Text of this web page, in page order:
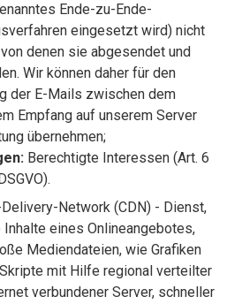
Ende-zu-Ende-
eingesetzt wird) nicht
denen sie abgesendet und
Wir können daher für den
der E-Mails zwischen dem
Empfang auf unserem Server
übernehmen;
Berechtigte Interessen (Art. 6
Network (CDN) - Dienst,
eines Onlineangebotes,
Mediendateien, wie Grafiken
mit Hilfe regional verteilter
verbundener Server, schneller